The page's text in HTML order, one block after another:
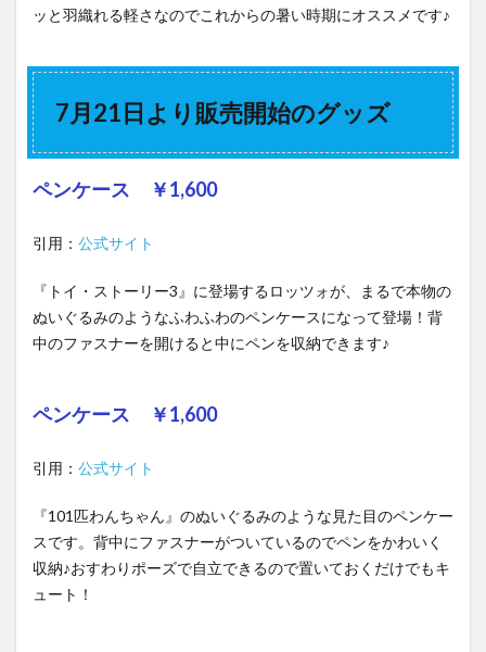
ッと羽織れる軽さなのでこれからの暑い時期にオススメです♪
7月21日より販売開始のグッズ
ペンケース ￥1,600
引用： 公式サイト
『トイ・ストーリー3』に登場するロッツォが、まるで本物の
ぬいぐるみのようなふわふわのペンケースになって登場！背
中のファスナーを開けると中にペンを収納できます♪
ペンケース ￥1,600
引用： 公式サイト
『101匹わんちゃん』のぬいぐるみのような見た目のペンケー
スです。背中にファスナーがついているのでペンをかわいく
収納♪おすわりポーズで自立できるので置いておくだけでもキ
ュート！